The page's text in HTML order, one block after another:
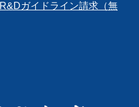
R&Dガイドライン請求（無